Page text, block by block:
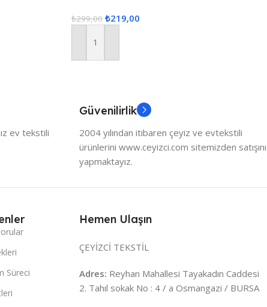
₺299,00 ₺219,00
Sepete Ekle
ev tekstili
Güvenilirlik
2004 yılından itibaren çeyiz ve evtekstili
ürünlerini www.ceyizci.com sitemizden satışını
yapmaktayız.
Süreci
Hemen Ulaşın
ÇEYİZCİ TEKSTİL
Adres: Reyhan Mahallesi Tayakadın Caddesi
2. Tahıl sokak No : 4 / a Osmangazi / BURSA